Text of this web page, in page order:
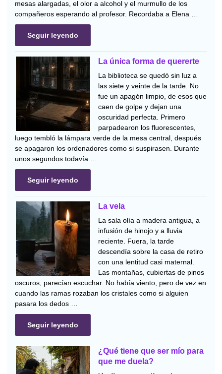
mesas alargadas, el olor a alcohol y el murmullo de los
compañeros esperando al profesor. Recordaba a Elena …
Seguir leyendo
La única forma de quererte
La biblioteca se quedó sin luz a
las siete y veinte de la tarde. No
fue un apagón limpio, de esos que
caen de golpe y dejan una
oscuridad perfecta. Primero
parpadearon los fluorescentes,
luego tembló la lámpara verde de la mesa central, después
se apagaron los ordenadores como si suspirasen. Durante
unos segundos todavía …
Seguir leyendo
La vela
La sala olía a madera antigua, a
infusión de hinojo y a lluvia
reciente. Fuera, la tarde
descendía sobre la casa de retiro
con una lentitud casi maternal.
Las montañas, cubiertas de pinos
oscuros, parecían escuchar. No había viento, pero de vez en
cuando las ramas rozaban los cristales como si alguien
pasara los dedos …
Seguir leyendo
¿Qué tiene que ser mío para
que me duela?